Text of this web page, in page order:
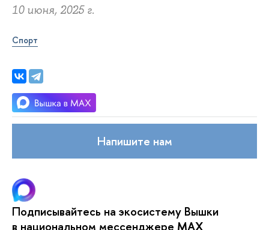
10 июня, 2025 г.
Спорт
Напишите нам
Подписывайтесь на экосистему Вышки
в национальном мессенджере MAX